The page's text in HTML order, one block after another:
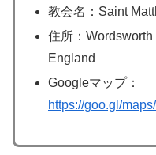
教会名：Saint
住所：
England
Googleマップ：
https://goo.gl/